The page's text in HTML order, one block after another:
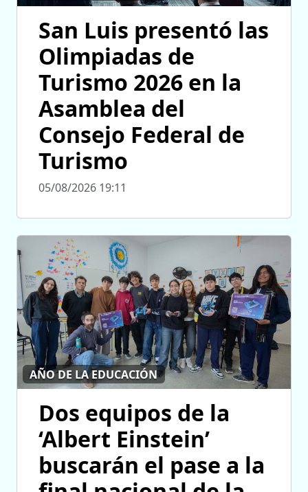
San Luis presentó las
Olimpiadas de
Turismo 2026 en la
Asamblea del
Consejo Federal de
Turismo
05/08/2026 19:11
AÑO DE LA EDUCACIÓN
Dos equipos de la
‘Albert Einstein’
buscarán el pase a la